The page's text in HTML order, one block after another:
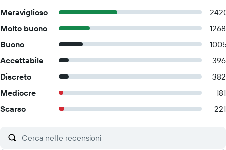
Meraviglioso
Molto buono
1268
Buono
Accettabile
396
Discreto
382
Mediocre
181
Scarso
221